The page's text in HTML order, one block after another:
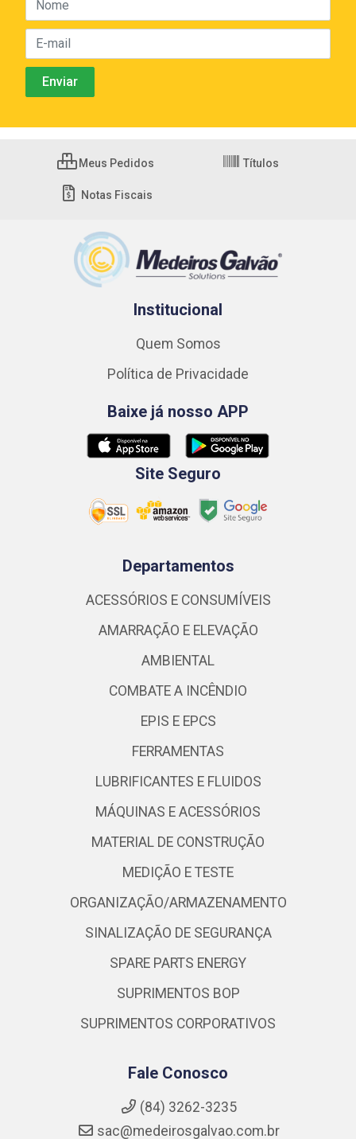
Meus Pedidos Títulos
Notas Fiscais
Institucional
Quem Somos
Política de Privacidade
Baixe já nosso APP
Site Seguro
Departamentos
ACESSÓRIOS E CONSUMÍVEIS
AMARRAÇÃO E ELEVAÇÃO
AMBIENTAL
COMBATE A INCÊNDIO
EPIS E EPCS
FERRAMENTAS
LUBRIFICANTES E FLUIDOS
MÁQUINAS E ACESSÓRIOS
MATERIAL DE CONSTRUÇÃO
MEDIÇÃO E TESTE
ORGANIZAÇÃO/ARMAZENAMENTO
SINALIZAÇÃO DE SEGURANÇA
SPARE PARTS ENERGY
SUPRIMENTOS BOP
SUPRIMENTOS CORPORATIVOS
Fale Conosco
(84) 3262-3235
sac@medeirosgalvao.com.br